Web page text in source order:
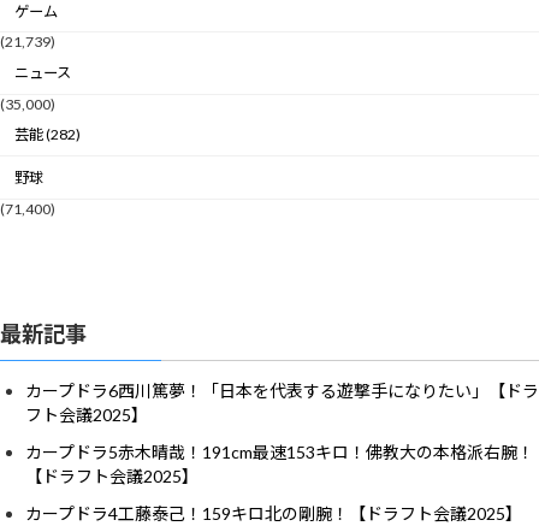
ゲーム
(21,739)
ニュース
(35,000)
芸能 (282)
野球
(71,400)
最新記事
カープドラ6西川篤夢！「日本を代表する遊撃手になりたい」【ドラ
フト会議2025】
カープドラ5赤木晴哉！191cm最速153キロ！佛教大の本格派右腕！
【ドラフト会議2025】
カープドラ4工藤泰己！159キロ北の剛腕！【ドラフト会議2025】